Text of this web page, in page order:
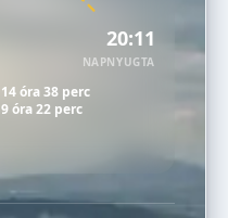
20:11
NAPNYUGTA
14 óra 38 perc
9 óra 22 perc